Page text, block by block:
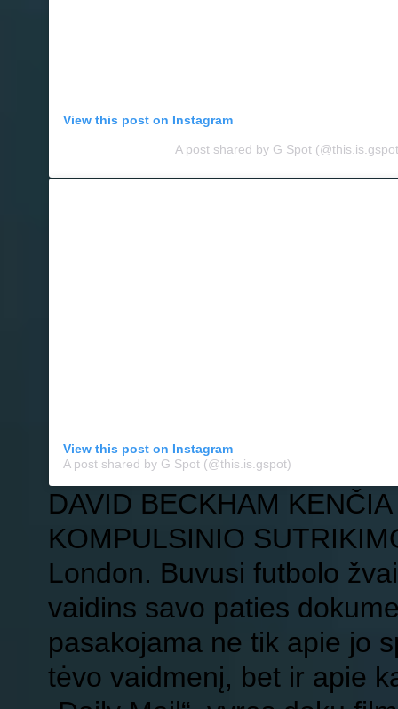
View this post on Instagram
A post shared by G Spot
View this post on Instagram
A post shared by G Spot (@this.is.gspot)
DAVID BECKHAM
KOMPULSINIO
London. Buvusi futbolo
vaidins savo paties
pasakojama ne tik apie jo
tėvo vaidmenį, bet ir apie